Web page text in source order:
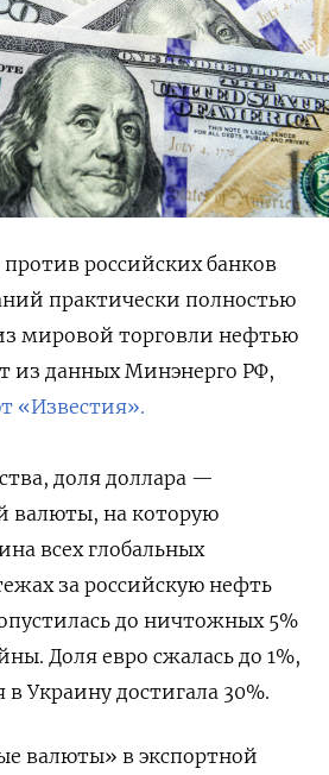
российских банков
практически полностью
мировой торговли нефтью
из данных Минэнерго РФ,
«Известия».
доля доллара —
валюты, на которую
всех глобальных
за российскую нефть
до ничтожных 5%
Доля евро сжалась до 1%,
Украину достигала 30%.
валюты» в экспортной